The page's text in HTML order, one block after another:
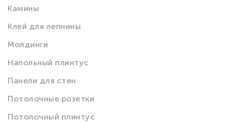
Камины
Клей для лепнины
Молдинги
Напольный плинтус
Панели для стен
Потолочные розетки
Потолочный плинтус